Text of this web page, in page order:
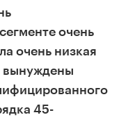
очень
очень низкая
вынуждены
45-